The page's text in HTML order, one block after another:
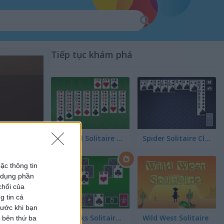
thông tin
phần
của
tin cá
khi bạn
bên thứ ba
Tiếp tục khám phá
FreeCell Solitaire Classic Spider Solitaire Classic
Tri Peaks Solitaire Classic Wild West Solitaire